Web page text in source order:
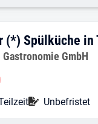
(*) Spülküche in
GmbH
Befristung:
Unbefristet